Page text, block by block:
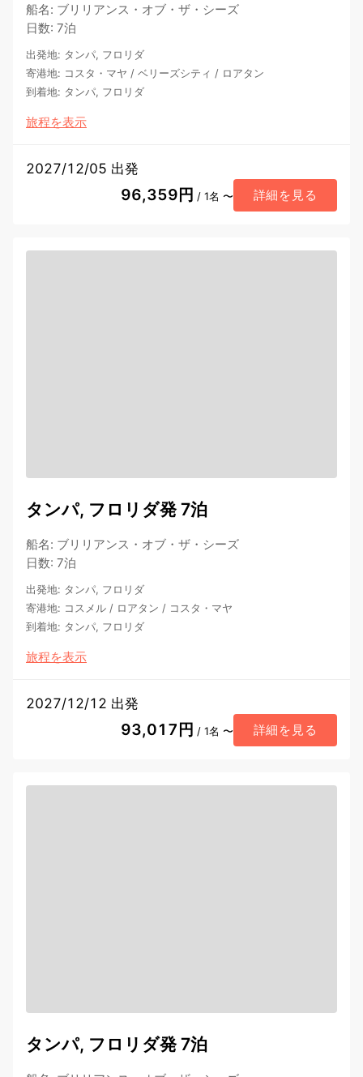
船名: ブリリアンス・オブ・ザ・シーズ
日数: 7泊
出発地: タンパ, フロリダ
寄港地: コスタ・マヤ / ベリーズシティ / ロアタン
到着地: タンパ, フロリダ
旅程を表示
2027/12/05 出発
96,359円 / 1名 〜 詳細を見る
タンパ, フロリダ発 7泊
船名: ブリリアンス・オブ・ザ・シーズ
日数: 7泊
出発地: タンパ, フロリダ
寄港地: コスメル / ロアタン / コスタ・マヤ
到着地: タンパ, フロリダ
旅程を表示
2027/12/12 出発
93,017円 / 1名 〜 詳細を見る
タンパ, フロリダ発 7泊